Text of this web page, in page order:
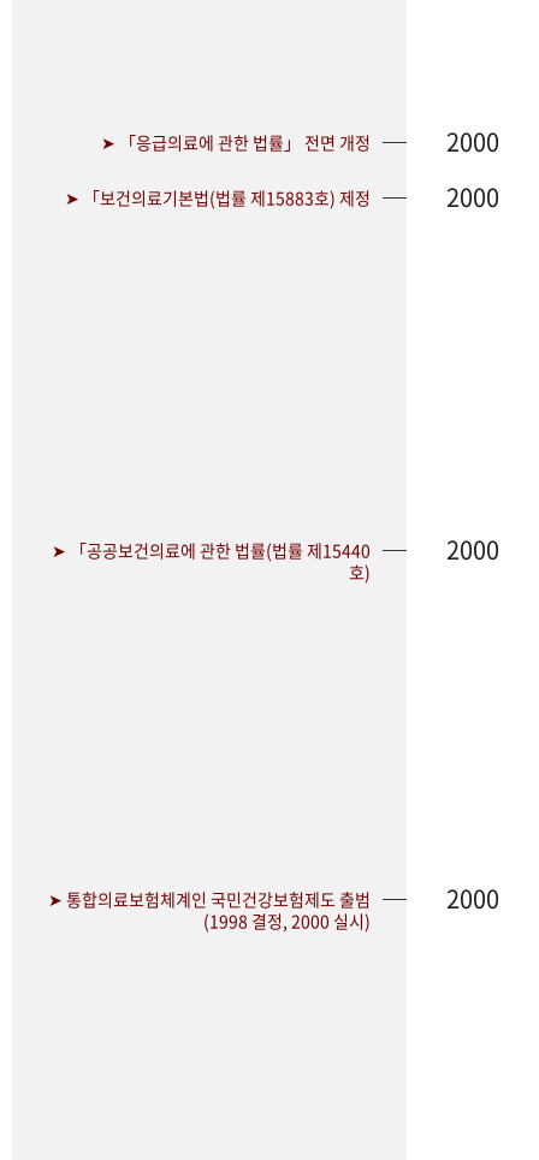
➤ 「응급의료에 관한 법률」 전면 개정 2000
➤ 「보건의료기본법(법률 제15883호) 제정 2000
➤ 「공공보건의료에 관한 법률(법률 제15440
호)
2000
➤ 통합의료보험체계인 국민건강보험제도 출범
(1998 결정, 2000 실시)
2000